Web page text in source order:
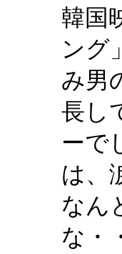
韓国
ング
み男
長し
ーで
は、
なん
な・